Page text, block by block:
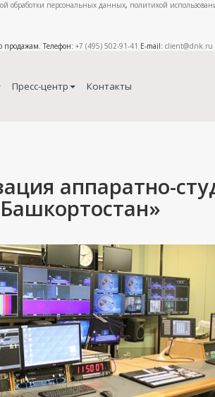
обработки персональных данных, политикой
продажам. Телефон: +7 (495) 502-91-41 E-mail: client@dnk.ru
Пресс-центр Контакты
аппаратно-